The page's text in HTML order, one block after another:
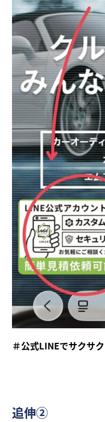
＃公式LINEでサクサ
追伸②